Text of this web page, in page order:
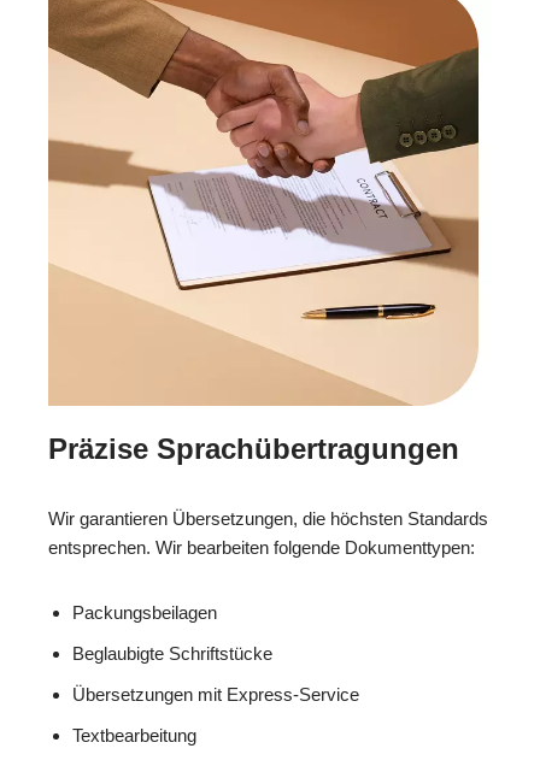
Präzise Sprachübertragungen
Wir garantieren Übersetzungen, die höchsten Standards
entsprechen. Wir bearbeiten folgende Dokumenttypen:
Packungsbeilagen
Beglaubigte Schriftstücke
Übersetzungen mit Express-Service
Textbearbeitung